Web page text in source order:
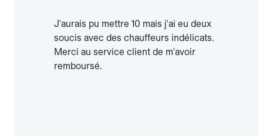
J'aurais pu mettre 10 mais j'ai eu deux
soucis avec des chauffeurs indélicats.
Merci au service client de m'avoir
remboursé.